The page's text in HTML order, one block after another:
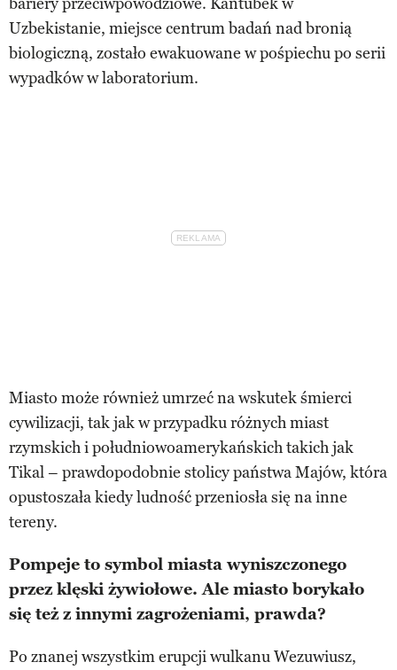
Uzbekistanie, miejsce centrum badań nad bronią
biologiczną, zostało ewakuowane w pośpiechu po serii
wypadków w laboratorium.
Miasto może również umrzeć na wskutek śmierci
cywilizacji, tak jak w przypadku różnych miast
rzymskich i południowoamerykańskich takich jak
Tikal – prawdopodobnie stolicy państwa Majów, która
opustoszała kiedy ludność przeniosła się na inne
tereny.
Pompeje to symbol miasta wyniszczonego
przez klęski żywiołowe. Ale miasto borykało
się też z innymi zagrożeniami, prawda?
Po znanej wszystkim erupcji wulkanu Wezuwiusz,